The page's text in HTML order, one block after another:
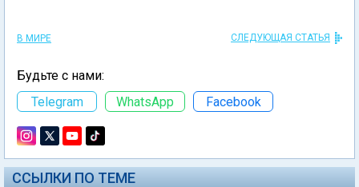
В МИРЕ СЛЕДУЮЩАЯ СТАТЬЯ
Будьте с нами:
Telegram
WhatsApp Facebook
ССЫЛКИ ПО ТЕМЕ